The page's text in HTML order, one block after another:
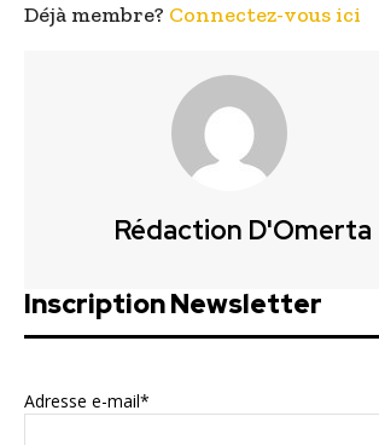
Déjà membre? Connectez-vous ici
Rédaction D'Omerta
Inscription Newsletter
Adresse e-mail*